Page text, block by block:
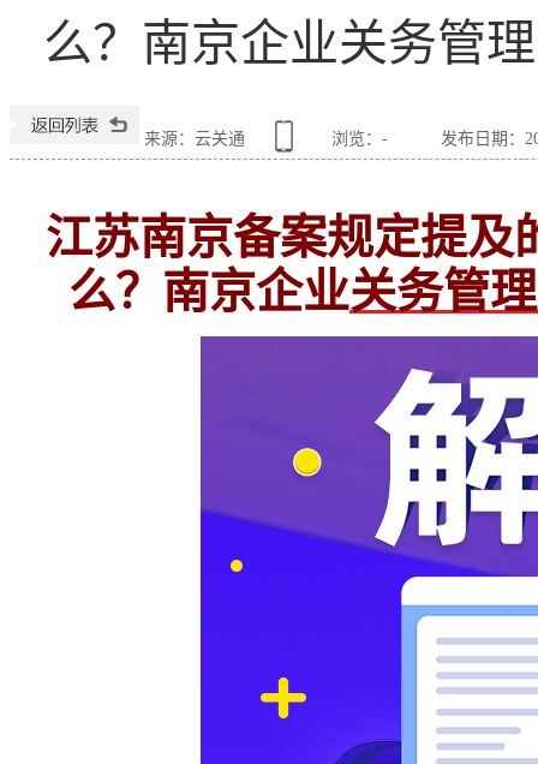
么？南京企业关务管
来源：云关通 浏览： - 发布日期：
江苏南京备案规定提及
么？南京企业关务管